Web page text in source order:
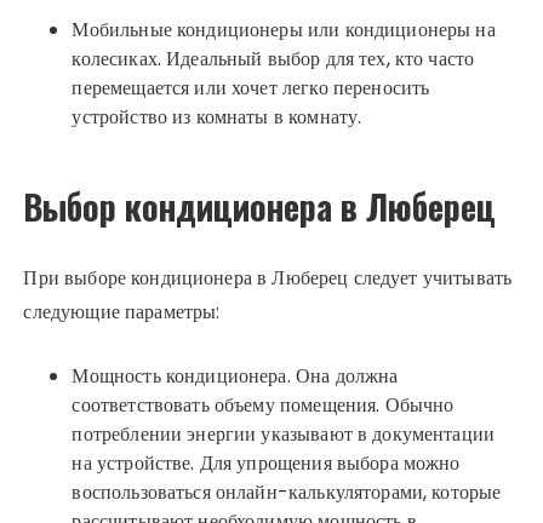
Мобильные кондиционеры или кондиционеры на
колесиках. Идеальный выбор для тех, кто часто
перемещается или хочет легко переносить
устройство из комнаты в комнату.
Выбор кондиционера в Люберец
При выборе кондиционера в Люберец следует учитывать
следующие параметры:
Мощность кондиционера. Она должна
соответствовать объему помещения. Обычно
потреблении энергии указывают в документации
на устройстве. Для упрощения выбора можно
воспользоваться онлайн-калькуляторами, которые